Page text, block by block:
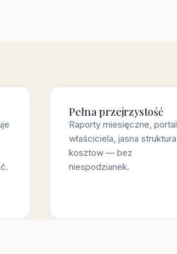
Pełna przejrzystość
Raporty miesięczne, portal
właściciela, jasna struktura
kosztow — bez
niespodzianek.